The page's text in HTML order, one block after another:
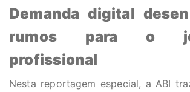
Demanda digital
rumos para o
profissional
Nesta reportagem especial, a ABI